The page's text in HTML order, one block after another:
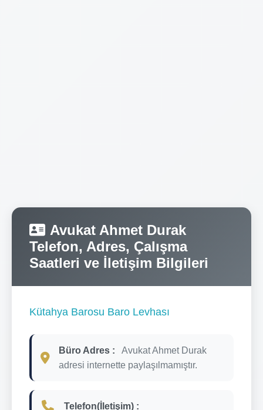
Avukat Ahmet Durak
Telefon, Adres, Çalışma
Saatleri ve İletişim Bilgileri
Kütahya Barosu Baro Levhası
Büro Adres :
Avukat Ahmet Durak
adresi internette paylaşılmamıştır.
Telefon(İletişim) :